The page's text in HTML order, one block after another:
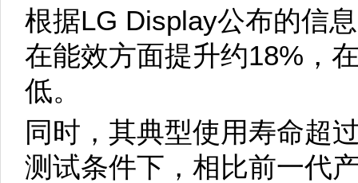
根据LG Display公布的信
在能效方面提升约18%，
低。
同时，其典型使用寿命超
测试条件下，相比前一代